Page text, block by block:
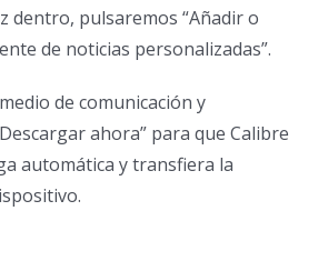
dentro, pulsaremos “Añadir o
de noticias personalizadas”.
de comunicación y
ahora” para que Calibre
automática y transfiera la